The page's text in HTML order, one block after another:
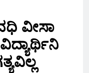
ವೀಸಾ